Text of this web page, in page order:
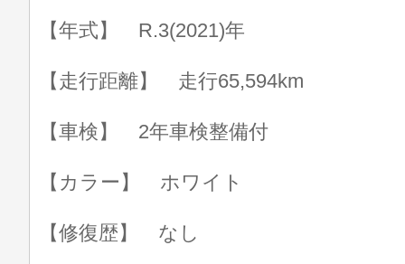
【年式】 R.3(2021)年
【走行距離】 走行65,594km
【車検】 2年車検整備付
【カラー】 ホワイト
【修復歴】 なし